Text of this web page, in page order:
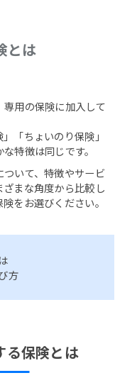
とは
用の保険に加入して
「ちょいのり保険」
特徴は同じです。
いて、特徴やサービ
まな角度から比較し
をお選びください。
方
る保険とは